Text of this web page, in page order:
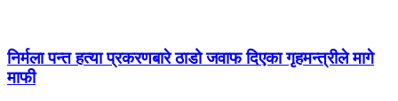
निर्मला पन्त हत्या प्रकरणबारे ठाडो जवाफ दिएका गृहमन्त्रीले मागे
माफी